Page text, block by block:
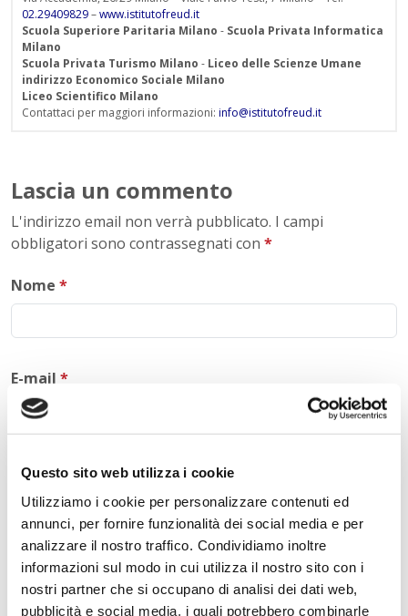
Questo sito web utilizza i cookie
Utilizziamo i cookie per personalizzare contenuti ed
annunci, per fornire funzionalità dei social media e per
analizzare il nostro traffico. Condividiamo inoltre
informazioni sul modo in cui utilizza il nostro sito con i
nostri partner che si occupano di analisi dei dati web,
pubblicità e social media, i quali potrebbero combinarle
02.29409829–www.istitutofreud.it
Scuola Superiore Paritaria Milano - Scuola Privata Informatica
Milano
Scuola Privata Turismo Milano - Liceo delle Scienze Umane
indirizzo Economico Sociale Milano
Liceo Scientifico Milano
Contattaci per maggiori informazioni: info@istitutofreud.it
Lascia un commento
L'indirizzo email non verrà pubblicato. I campi
obbligatori sono contrassegnati con *
Nome *
E-mail *
Commento*
Acconsento al trattamento deidati personali